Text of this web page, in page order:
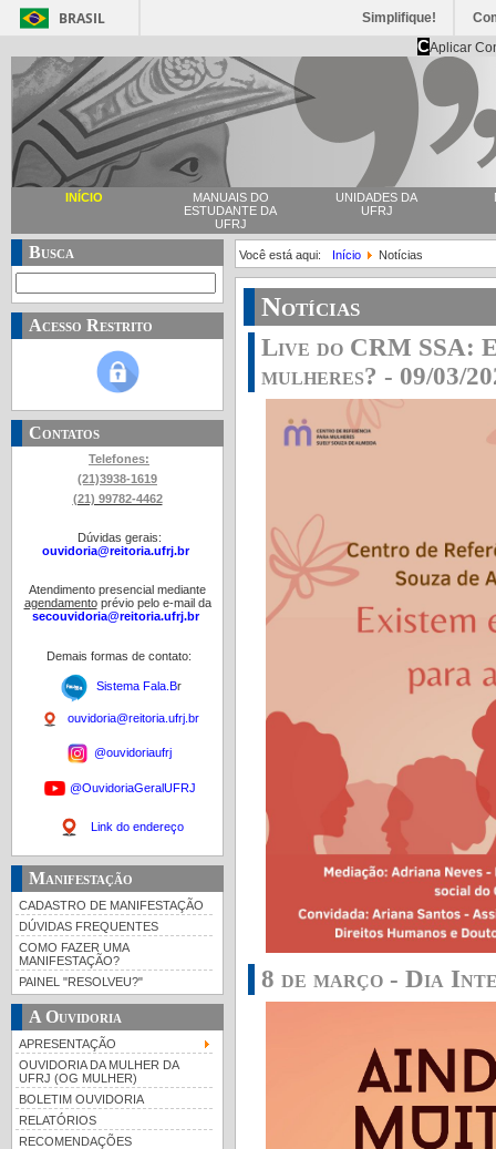
BRASIL Simplifique!
CAplicar
INÍCIO
MANUAIS DO
ESTUDANTE DA
UFRJ
UNIDADES DA
UFRJ
Busca
Acesso Restrito
Contatos
Telefones:
(21)3938-1619
(21) 99782-4462
Dúvidas gerais:
ouvidoria@reitoria.ufrj.br
Atendimento presencial mediante
agendamentoprévio pelo e-mail da
secouvidoria@reitoria.ufrj.br
Demais formas de contato:
Sistema Fala.Br
ouvidoria@reitoria.ufrj.br
@ouvidoriaufrj
@OuvidoriaGeralUFRJ
Link do endereço
Manifestação
CADASTRO DE MANIFESTAÇÃO
DÚVIDAS FREQUENTES
COMO FAZER UMA
MANIFESTAÇÃO?
PAINEL "RESOLVEU?"
A Ouvidoria
APRESENTAÇÃO
OUVIDORIA DA MULHER DA
UFRJ (OG MULHER)
BOLETIM OUVIDORIA
RELATÓRIOS
RECOMENDAÇÕES
Você está aqui: Início Notícias
Notícias
Live do CRM SSA:
mulheres? - 09/03/
8 de março - Dia